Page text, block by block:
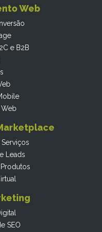
Web
e B2B
Web
Leads
SEO